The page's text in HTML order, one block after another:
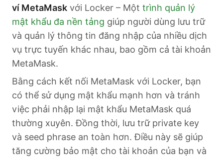
ví MetaMask với Locker – Một trình quản lý
mật khẩu đa nền tảng giúp người dùng lưu trữ
và quản lý thông tin đăng nhập của nhiều dịch
vụ trực tuyến khác nhau, bao gồm cả tài khoản
MetaMask.
Bằng cách kết nối MetaMask với Locker, bạn
có thể sử dụng mật khẩu mạnh hơn và tránh
việc phải nhập lại mật khẩu MetaMask quá
thường xuyên. Đồng thời, lưu trữ private key
và seed phrase an toàn hơn. Điều này sẽ giúp
tăng cường bảo mật cho tài khoản của bạn và